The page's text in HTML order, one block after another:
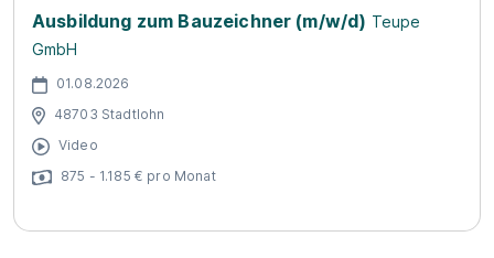
Ausbildung zum Bauzeichner (m/w/d) Teupe
GmbH
01.08.2026
48703 Stadtlohn
Video
875 - 1.185 € pro Monat